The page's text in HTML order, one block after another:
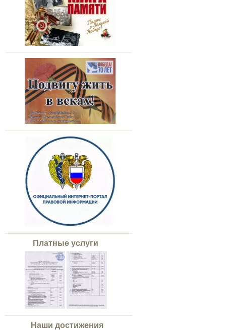
Платные услуги
Наши достижения